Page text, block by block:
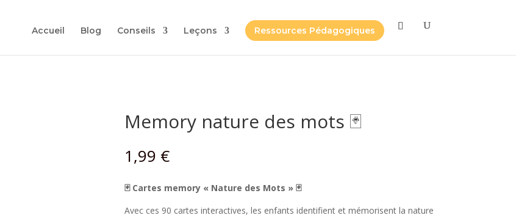
Accueil Blog Conseils Leçons Ressources Pédagogiques
Memory nature des mots 🃏
1,99 €
🃏 Cartes memory « Nature des Mots » 🃏
Avec ces 90 cartes interactives, les enfants identifient et mémorisent la nature